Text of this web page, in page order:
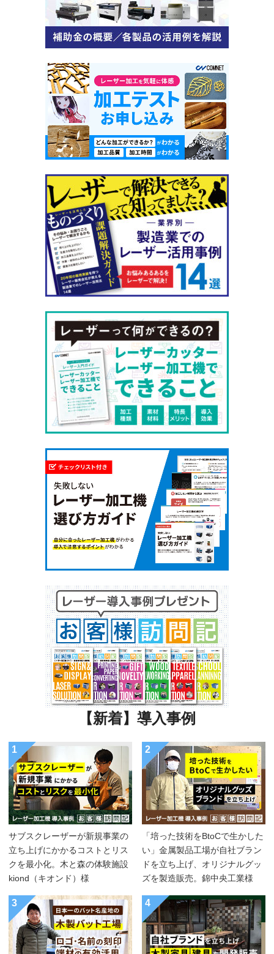
【新着】導入事例
1
サブスクレーザーが新規事業の
立ち上げにかかるコストとリス
クを最小化。木と森の体験施設
kiond（キオンド）様
2
「培った技術をBtoCで生かした
い」金属製品工場が自社ブラン
ドを立ち上げ、オリジナルグッ
ズを製造販売。錦中央工業様
3 4